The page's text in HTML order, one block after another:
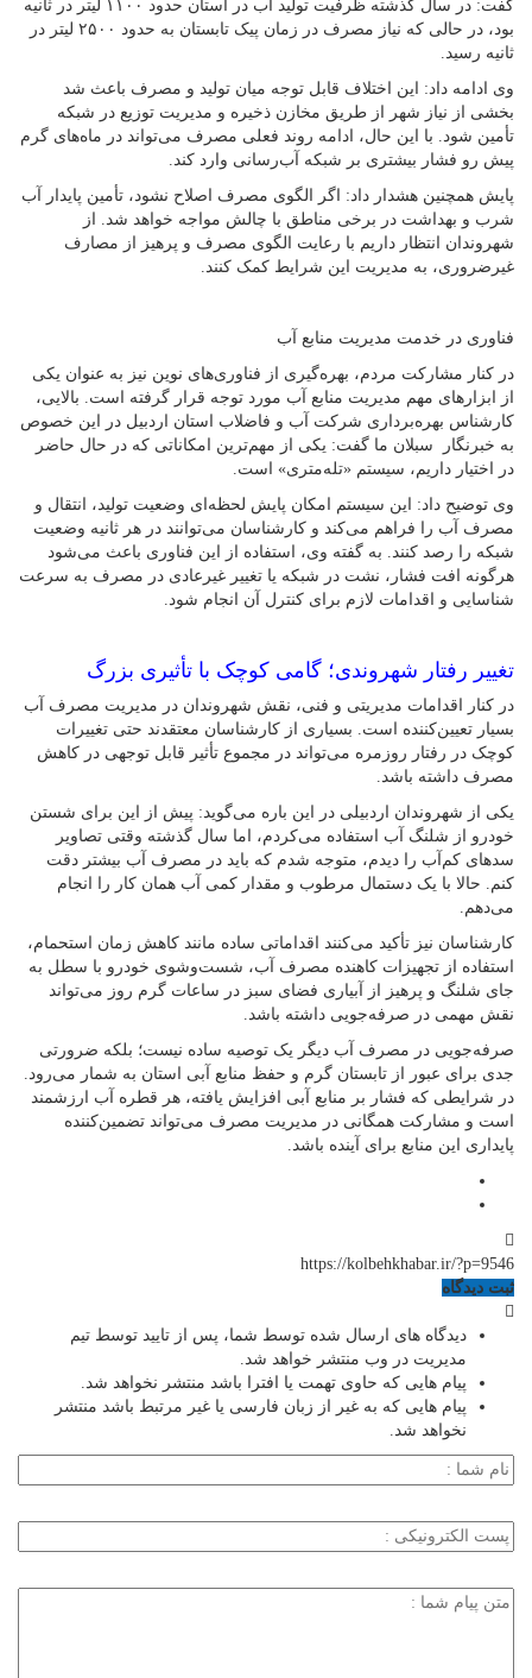
گفت: در سال گذشته ظرفیت تولید آب در استان حدود ۱۱۰۰ لیتر در ثانیه
بود، در حالی که نیاز مصرف در زمان پیک تابستان به حدود ۲۵۰۰ لیتر در
ثانیه رسید.
وی ادامه داد: این اختلاف قابل توجه میان تولید و مصرف باعث شد
بخشی از نیاز شهر از طریق مخازن ذخیره و مدیریت توزیع در شبکه
تأمین شود. با این حال، ادامه روند فعلی مصرف می‌تواند در ماه‌های گرم
پیش رو فشار بیشتری بر شبکه آب‌رسانی وارد کند.
پایش همچنین هشدار داد: اگر الگوی مصرف اصلاح نشود، تأمین پایدار آب
شرب و بهداشت در برخی مناطق با چالش مواجه خواهد شد. از
شهروندان انتظار داریم با رعایت الگوی مصرف و پرهیز از مصارف
غیرضروری، به مدیریت این شرایط کمک کنند.
فناوری در خدمت مدیریت منابع آب
در کنار مشارکت مردم، بهره‌گیری از فناوری‌های نوین نیز به عنوان یکی
از ابزارهای مهم مدیریت منابع آب مورد توجه قرار گرفته است. بالایی،
کارشناس بهره‌برداری شرکت آب و فاضلاب استان اردبیل در این خصوص
به خبرنگار سبلان ما گفت: یکی از مهم‌ترین امکاناتی که در حال حاضر
در اختیار داریم، سیستم «تله‌متری» است.
وی توضیح داد: این سیستم امکان پایش لحظه‌ای وضعیت تولید، انتقال و
مصرف آب را فراهم می‌کند و کارشناسان می‌توانند در هر ثانیه وضعیت
شبکه را رصد کنند. به گفته وی، استفاده از این فناوری باعث می‌شود
هرگونه افت فشار، نشت در شبکه یا تغییر غیرعادی در مصرف به سرعت
شناسایی و اقدامات لازم برای کنترل آن انجام شود.
تغییر رفتار شهروندی؛ گامی کوچک با تأثیری بزرگ
در کنار اقدامات مدیریتی و فنی، نقش شهروندان در مدیریت مصرف آب
بسیار تعیین‌کننده است. بسیاری از کارشناسان معتقدند حتی تغییرات
کوچک در رفتار روزمره می‌تواند در مجموع تأثیر قابل توجهی در کاهش
مصرف داشته باشد.
یکی از شهروندان اردبیلی در این باره می‌گوید: پیش از این برای شستن
خودرو از شلنگ آب استفاده می‌کردم، اما سال گذشته وقتی تصاویر
سدهای کم‌آب را دیدم، متوجه شدم که باید در مصرف آب بیشتر دقت
کنم. حالا با یک دستمال مرطوب و مقدار کمی آب همان کار را انجام
می‌دهم.
کارشناسان نیز تأکید می‌کنند اقداماتی ساده مانند کاهش زمان استحمام،
استفاده از تجهیزات کاهنده مصرف آب، شست‌وشوی خودرو با سطل به
جای شلنگ و پرهیز از آبیاری فضای سبز در ساعات گرم روز می‌تواند
نقش مهمی در صرفه‌جویی داشته باشد.
صرفه‌جویی در مصرف آب دیگر یک توصیه ساده نیست؛ بلکه ضرورتی
جدی برای عبور از تابستان گرم و حفظ منابع آبی استان به شمار می‌رود.
در شرایطی که فشار بر منابع آبی افزایش یافته، هر قطره آب ارزشمند
است و مشارکت همگانی در مدیریت مصرف می‌تواند تضمین‌کننده
پایداری این منابع برای آینده باشد.
https://kolbehkhabar.ir/?p=9546
ثبت دیدگاه
دیدگاه های ارسال شده توسط شما، پس از تایید توسط تیم
مدیریت در وب منتشر خواهد شد.
پیام هایی که حاوی تهمت یا افترا باشد منتشر نخواهد شد.
پیام هایی که به غیر از زبان فارسی یا غیر مرتبط باشد منتشر
نخواهد شد.